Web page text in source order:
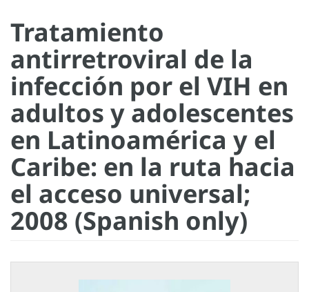
Tratamiento
antirretroviral de la
infección por el VIH en
adultos y adolescentes
en Latinoamérica y el
Caribe: en la ruta hacia
el acceso universal;
2008 (Spanish only)